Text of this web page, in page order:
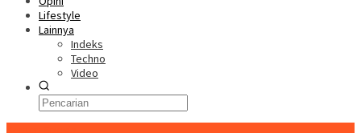
Lifestyle
Lainnya
Indeks
Techno
Video